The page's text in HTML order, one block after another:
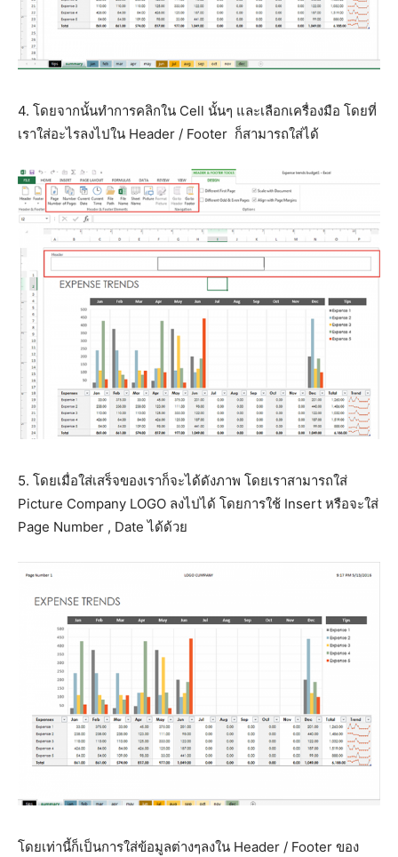
4. โดยจากนั้นทำการคลิกใน Cell นั้นๆ และเลือกเครื่องมือ โดยที่
เราใส่อะไรลงไปใน Header / Footer ก็สามารถใส่ได้
5. โดยเมื่อใส่เสร็จของเราก็จะได้ดังภาพ โดยเราสามารถใส่
Picture Company LOGO ลงไปได้ โดยการใช้ Insert หรือจะใส่
Page Number , Date ได้ด้วย
โดยเท่านี้ก็เป็นการใส่ข้อมูลต่างๆลงใน Header / Footer ของ